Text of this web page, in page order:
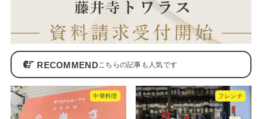
RECOMMEND
中華料理 フレンチ